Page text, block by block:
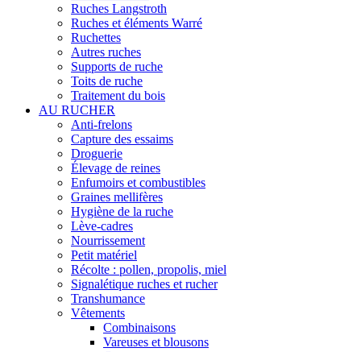
Ruches Langstroth
Ruches et éléments Warré
Ruchettes
Autres ruches
Supports de ruche
Toits de ruche
Traitement du bois
AU RUCHER
Anti-frelons
Capture des essaims
Droguerie
Élevage de reines
Enfumoirs et combustibles
Graines mellifères
Hygiène de la ruche
Lève-cadres
Nourrissement
Petit matériel
Récolte : pollen, propolis, miel
Signalétique ruches et rucher
Transhumance
Vêtements
Combinaisons
Vareuses et blousons